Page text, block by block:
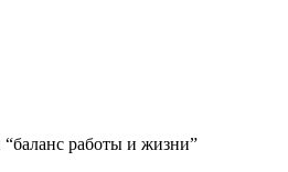
работы и жизни”